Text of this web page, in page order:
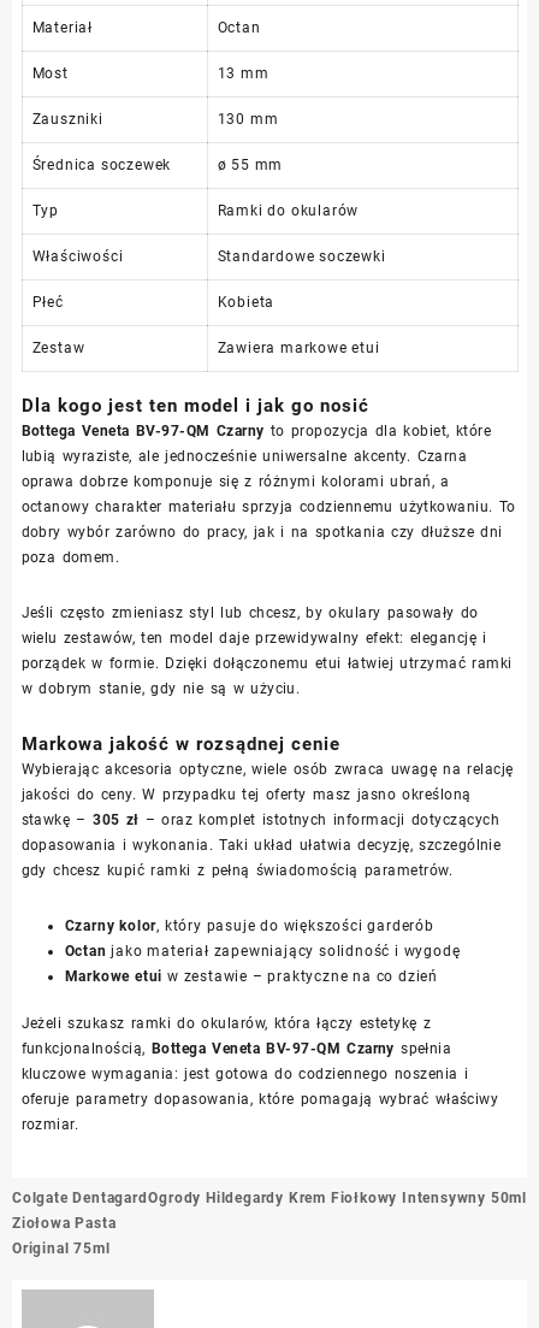
Materiał Octan
Most 13 mm
Zauszniki 130 mm
Średnica soczewek ø 55 mm
Typ Ramki do okularów
Właściwości Standardowe soczewki
Płeć Kobieta
Zestaw Zawiera markowe etui
Dla kogo jest ten model i jak go nosić
Bottega Veneta BV-97-QM Czarny to propozycja dla kobiet, które
lubią wyraziste, ale jednocześnie uniwersalne akcenty. Czarna
oprawa dobrze komponuje się z różnymi kolorami ubrań, a
octanowy charakter materiału sprzyja codziennemu użytkowaniu. To
dobry wybór zarówno do pracy, jak i na spotkania czy dłuższe dni
poza domem.
Jeśli często zmieniasz styl lub chcesz, by okulary pasowały do
wielu zestawów, ten model daje przewidywalny efekt: elegancję i
porządek w formie. Dzięki dołączonemu etui łatwiej utrzymać ramki
w dobrym stanie, gdy nie są w użyciu.
Markowa jakość w rozsądnej cenie
Wybierając akcesoria optyczne, wiele osób zwraca uwagę na relację
jakości do ceny. W przypadku tej oferty masz jasno określoną
stawkę –305 zł – oraz komplet istotnych informacji dotyczących
dopasowania i wykonania. Taki układ ułatwia decyzję, szczególnie
gdy chcesz kupić ramki z pełną świadomością parametrów.
Czarny kolor, który pasuje do większości garderób
Octan jako materiał zapewniający solidność i wygodę
Markowe etui w zestawie – praktyczne na co dzień
Jeżeli szukasz ramki do okularów, która łączy estetykę z
funkcjonalnością, Bottega Veneta BV-97-QM Czarny spełnia
kluczowe wymagania: jest gotowa do codziennego noszenia i
oferuje parametry dopasowania, które pomagają wybrać właściwy
rozmiar.
Nawigacja
wpisu
Colgate Dentagard
Ziołowa Pasta
Original 75ml
Ogrody Hildegardy Krem Fiołkowy Intensywny 50ml